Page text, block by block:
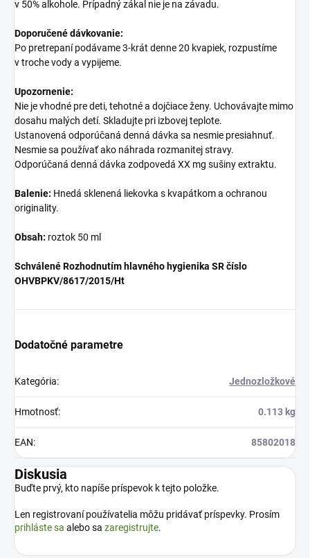
v 50% alkohole. Prípadný zákal nie je na závadu.
Doporučené dávkovanie:
Po pretrepaní podávame 3-krát denne 20 kvapiek, rozpustíme
v troche vody a vypijeme.
Upozornenie:
Nie je vhodné pre deti, tehotné a dojčiace ženy. Uchovávajte mimo
dosahu malých detí. Skladujte pri izbovej teplote.
Ustanovená odporúčaná denná dávka sa nesmie presiahnuť.
Nesmie sa používať ako náhrada rozmanitej stravy.
Odporúčaná denná dávka zodpovedá XX mg sušiny extraktu.
Balenie: Hnedá sklenená liekovka s kvapátkom a ochranou
originality.
Obsah: roztok 50 ml
Schválené Rozhodnutím hlavného hygienika SR číslo
OHVBPKV/8617/2015/Ht
Dodatočné parametre
Kategória: Jednozložkové
Hmotnosť: 0.113 kg
EAN: 85802018
Diskusia
Buďte prvý, kto napíše príspevok k tejto položke.
Len registrovaní používatelia môžu pridávať príspevky. Prosím
prihláste sa alebo sa zaregistrujte.